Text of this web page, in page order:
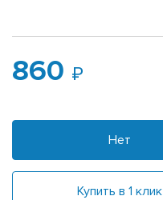
860
Нет
Купить в 1 клик